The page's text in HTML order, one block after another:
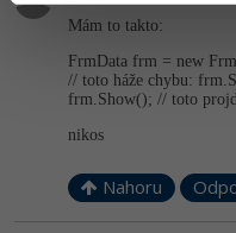
Mám to takto:
FrmData frm = new
// toto háže chybu:
frm.Show(); // toto
nikos
Nahoru